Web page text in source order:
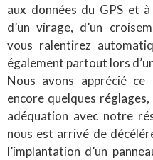
aux données du GPS et
d’un virage, d’un
vous ralentirez
également partout lors
Nous avons apprécié ce
encore quelques
adéquation avec notre
nous est arrivé de
l’implantation d’un